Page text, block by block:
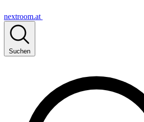
nextroom.at
Suchen